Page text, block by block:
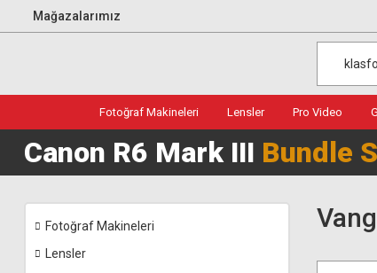
Mağazalarımız
Fotoğraf Makineleri Lensler Pro Video
Canon R6 Mark III Bundle
Fotoğraf Makineleri
Lensler